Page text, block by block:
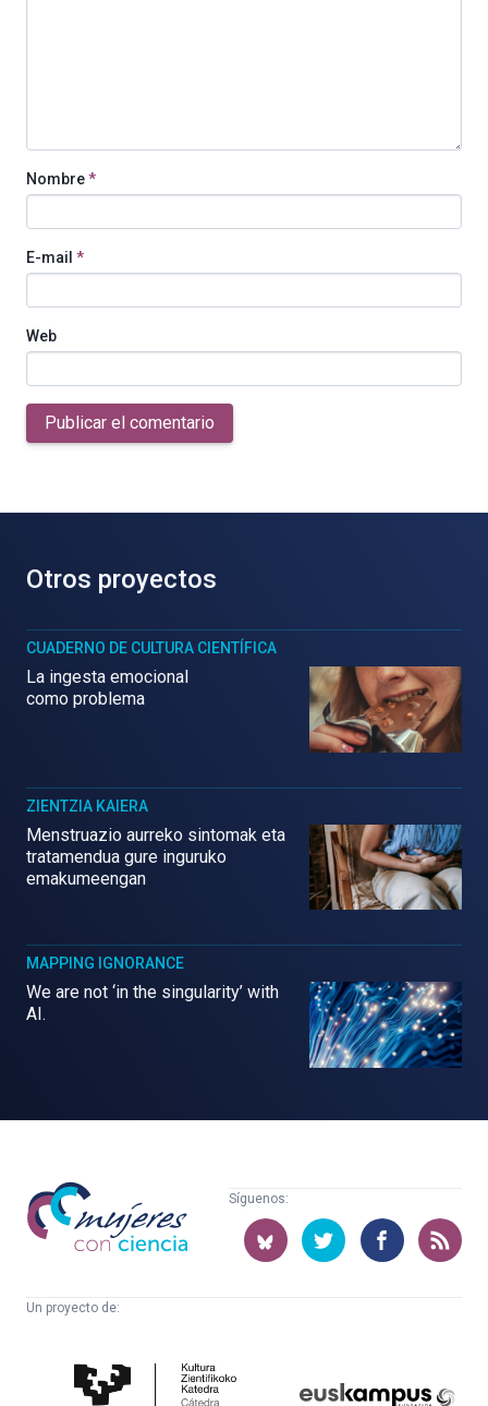
Nombre*
E-mail *
Web
Publicar el comentario
Otros proyectos
CUADERNO DE CULTURA CIENTÍFICA
La ingesta emocional
como problema
ZIENTZIA KAIERA
Menstruazio aurreko sintomak eta
tratamendua gure inguruko
emakumeengan
MAPPING IGNORANCE
We are not ‘in the singularity’ with
AI.
Mujeres
con
ciencia
Síguenos:
Un proyecto de:
Cultura